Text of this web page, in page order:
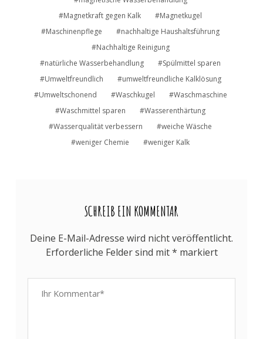
Magnetkraft gegen Kalk
Magnetkugel
Maschinenpflege
nachhaltige Haushaltsführung
Nachhaltige Reinigung
natürliche Wasserbehandlung
Spülmittel sparen
Umweltfreundlich
umweltfreundliche Kalklösung
Umweltschonend
Waschkugel
Waschmaschine
Waschmittel sparen
Wasserenthärtung
Wasserqualität verbessern
weiche Wäsche
weniger Chemie
weniger Kalk
SCHREIB EIN KOMMENTAR
Deine E-Mail-Adresse wird nicht veröffentlicht.
Erforderliche Felder sind mit* markiert